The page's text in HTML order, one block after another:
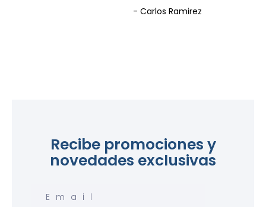
- Carlos Ramirez
Recibe promociones y
novedades exclusivas